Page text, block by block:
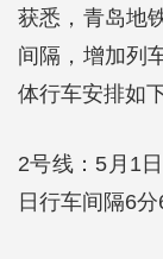
获悉，青岛地
间隔，增加列
体行车安排如
2号线：5月1
日行车间隔6分